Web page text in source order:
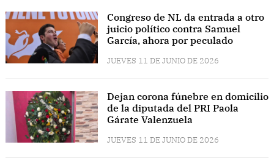
Congreso de NL da entrada a otro
juicio político contra Samuel
García, ahora por peculado
JUEVES 11 DE JUNIO DE 2026
Dejan corona fúnebre en domicilio
de la diputada del PRI Paola
Gárate Valenzuela
JUEVES 11 DE JUNIO DE 2026